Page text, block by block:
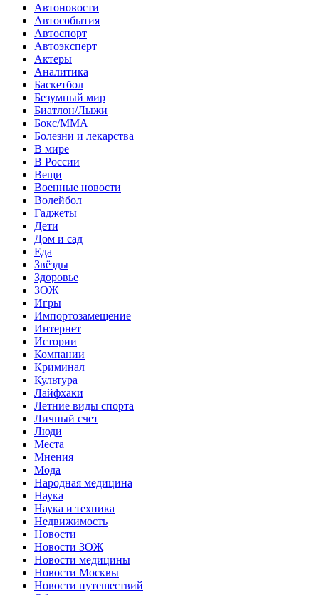
Автоновости
Автособытия
Автоспорт
Автоэксперт
Актеры
Аналитика
Баскетбол
Безумный мир
Биатлон/Лыжи
Бокс/MMA
Болезни и лекарства
В мире
В России
Вещи
Военные новости
Волейбол
Гаджеты
Дети
Дом и сад
Еда
Звёзды
Здоровье
ЗОЖ
Игры
Импортозамещение
Интернет
Истории
Компании
Криминал
Культура
Лайфхаки
Летние виды спорта
Личный счет
Люди
Места
Мнения
Мода
Народная медицина
Наука
Наука и техника
Недвижимость
Новости
Новости ЗОЖ
Новости медицины
Новости Москвы
Новости путешествий